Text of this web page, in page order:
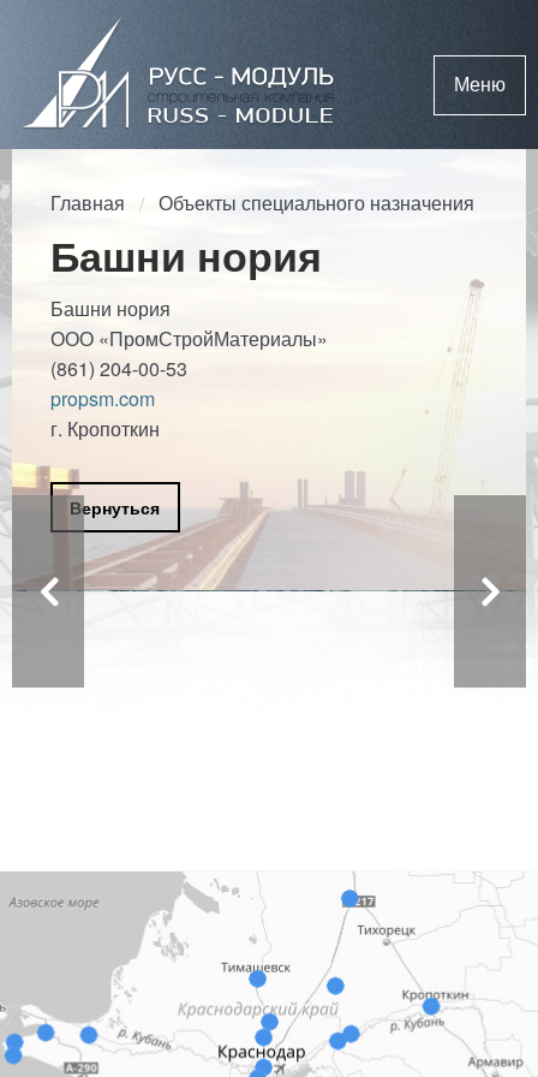
Меню
Главная Объекты специального назначения
Башни нория
Башни нория
ООО «ПромСтройМатериалы»
(861) 204-00-53
propsm.com
г. Кропоткин
Вернуться